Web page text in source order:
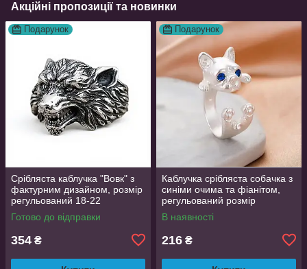
Акційні пропозиції та новинки
Подарунок
Срібляста каблучка "Вовк" з
фактурним дизайном, розмір
регульований 18-22
Готово до відправки
354 ₴
Подарунок
Каблучка срібляста собачка з
синіми очима та фіанітом,
регульований розмір
AurumLux016
В наявності
216 ₴